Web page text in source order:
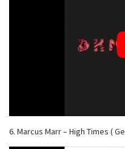
6. Marcus Marr – High Times (